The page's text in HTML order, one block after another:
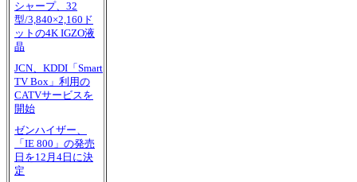
シャープ、32
型/3,840×2,160ド
ットの4K IGZO液
晶
JCN、KDDI「Smart
TV Box」利用の
CATVサービスを
開始
ゼンハイザー、
「IE 800」の発売
日を12月4日に決
定